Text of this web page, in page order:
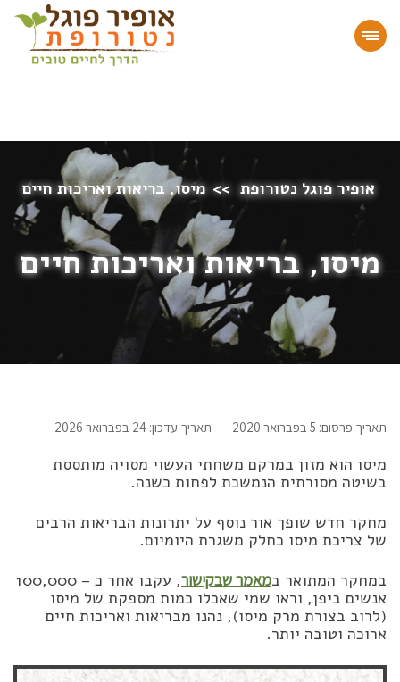
מעוניינים להעמיק או להתחיל דרך חיים בריאה?
הצטרפו לאתר!
אופיר פוגל נטורופת >> מיסו, בריאות ואריכות חיים
מיסו, בריאות ואריכות חיים
תאריך פרסום: 5 בפברואר 2020 תאריך עדכון: 24 בפברואר 2026
מיסו הוא מזון במרקם משחתי העשוי מסויה מותססת
בשיטה מסורתית הנמשכת לפחות כשנה.
מחקר חדש שופך אור נוסף על יתרונות הבריאות הרבים
של צריכת מיסו כחלק משגרת היומיום.
במחקר המתואר במאמר שבקישור
, עקבו אחר כ – 100,000
אנשים ביפן, וראו שמי שאכלו כמות מספקת של מיסו
(לרוב בצורת מרק מיסו), נהנו מבריאות ואריכות חיים
ארוכה וטובה יותר.